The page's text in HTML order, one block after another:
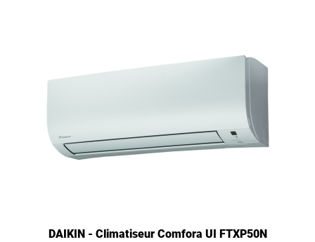
DAIKIN - Climatiseur Comfora UI FTXP50N